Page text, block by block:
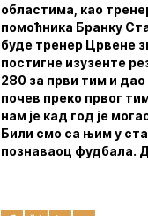
областима, као
помоћника Бранку
буде тренер Црвене
постигне изузенте
280 за први тим и дао
почев преко првог
нам је кад год је
Били смо са њим у
познаваоц фудбала.